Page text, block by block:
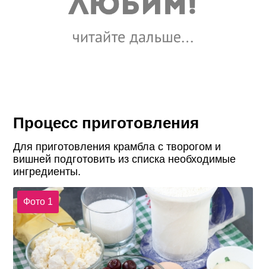
Процесс приготовления
Для приготовления крамбла с творогом и
вишней подготовить из списка необходимые
ингредиенты.
Фото 1